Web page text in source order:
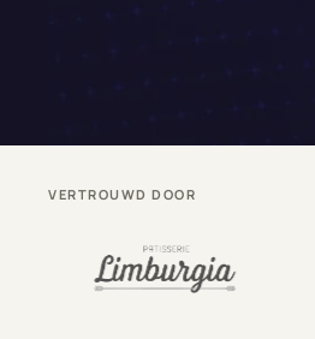
VERTROUWD DOOR